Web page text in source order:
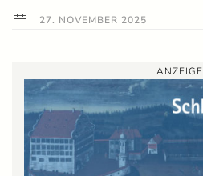
27. NOVEMBER 2025
ANZEIGE